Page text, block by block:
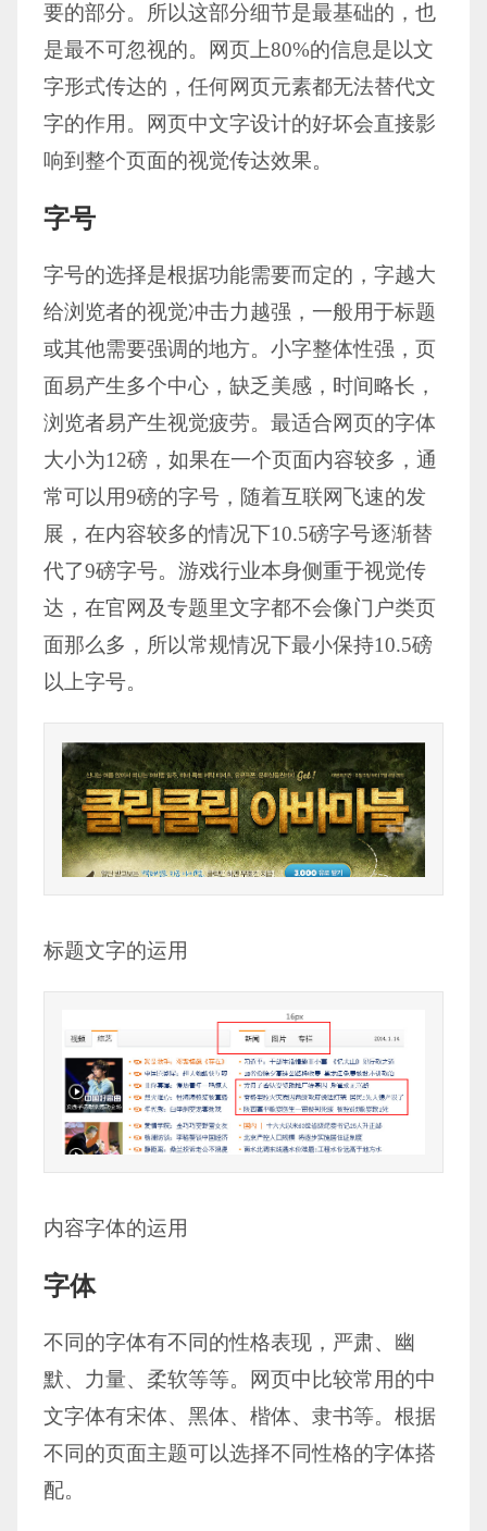
要的部分。所以这部分细节是最基础的，也
是最不可忽视的。网页上80%的信息是以文
字形式传达的，任何网页元素都无法替代文
字的作用。网页中文字设计的好坏会直接影
响到整个页面的视觉传达效果。
字号
字号的选择是根据功能需要而定的，字越大
给浏览者的视觉冲击力越强，一般用于标题
或其他需要强调的地方。小字整体性强，页
面易产生多个中心，缺乏美感，时间略长，
浏览者易产生视觉疲劳。最适合网页的字体
大小为12磅，如果在一个页面内容较多，通
常可以用9磅的字号，随着互联网飞速的发
展，在内容较多的情况下10.5磅字号逐渐替
代了9磅字号。游戏行业本身侧重于视觉传
达，在官网及专题里文字都不会像门户类页
面那么多，所以常规情况下最小保持10.5磅
以上字号。
标题文字的运用
内容字体的运用
字体
不同的字体有不同的性格表现，严肃、幽
默、力量、柔软等等。网页中比较常用的中
文字体有宋体、黑体、楷体、隶书等。根据
不同的页面主题可以选择不同性格的字体搭
配。